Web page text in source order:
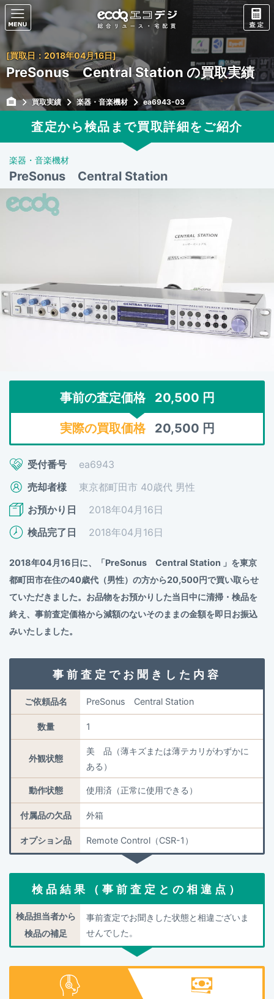
[買取日：2018年04月16日]
PreSonus Central Station の買取実績
買取実績 楽器・音楽機材 ea6943-03
査定から検品まで買取詳細をご紹介
楽器・音楽機材
PreSonus Central Station
事前の査定価格 20,500 円
実際の買取価格 20,500 円
受付番号
ea6943
売却者様
東京都町田市 40歳代 男性
お預かり日
2018年04月16日
検品完了日
2018年04月16日
2018年04月16日に、「PreSonus Central Station 」を東京
都町田市在住の40歳代（男性）の方から20,500円で買い取らせ
ていただきました。お品物をお預かりした当日中に清掃・検品を
終え、事前査定価格から減額のないそのままの金額を即日お振込
みいたしました。
事前査定でお聞きした内容
ご依頼品名 PreSonus Central Station
数量 1
外観状態
美 品（薄キズまたは薄テカリがわずかに
ある）
動作状態 使用済（正常に使用できる）
付属品の欠品 外箱
オプション品 Remote Control（CSR-1）
検品結果（事前査定との相違点）
検品担当者から
検品の補足
事前査定でお聞きした状態と相違ございま
せんでした。